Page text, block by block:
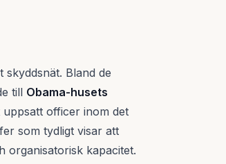
Bland de
till Obama-husets
uppsatt officer inom det
som tydligt visar att
organisatorisk kapacitet.